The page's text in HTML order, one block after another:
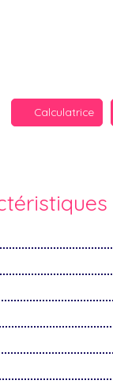
Calculatrice